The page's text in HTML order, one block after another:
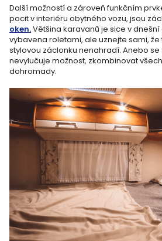
Další možností a zároveň funkčním
pocit v interiéru obytného vozu, jsou
oken.Většina karavanů je sice v
vybavena roletami, ale uznejte sami, že
stylovou záclonku nenahradí. Anebo
nevylučuje možnost, zkombinovat
dohromady.